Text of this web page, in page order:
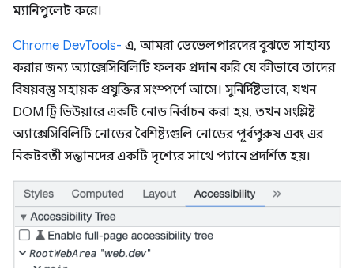
ম্যানিপুলেট করে।
Chrome DevTools- এ, আমরা ডেভেলপারদের বুঝতে সাহায্য
করার জন্য অ্যাক্সেসিবিলিটি ফলক প্রদান করি যে কীভাবে তাদের
বিষয়বস্তু সহায়ক প্রযুক্তির সংস্পর্শে আসে। সুনির্দিষ্টভাবে, যখন
DOM ট্রি ভিউয়ারে একটি নোড নির্বাচন করা হয়, তখন সংশ্লিষ্ট
অ্যাক্সেসিবিলিটি নোডের বৈশিষ্ট্যগুলি নোডের পূর্বপুরুষ এবং এর
নিকটবর্তী সন্তানদের একটি দৃশ্যের সাথে প্যানে প্রদর্শিত হয়।